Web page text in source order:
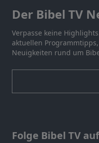
Der Bibel TV
Verpasse keine
aktuellen
Neuigkeiten rund um
Folge Bibel TV